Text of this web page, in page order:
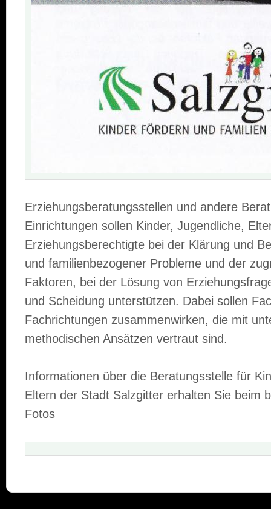
Erziehungsberatungsstellen und andere
Einrichtungen sollen Kinder, Jugendliche,
Erziehungsberechtigte bei der Klärung und
und familienbezogener Probleme und der
Faktoren, bei der Lösung von
und Scheidung unterstützen. Dabei sollen
Fachrichtungen zusammenwirken, die mit
methodischen Ansätzen vertraut sind.
Informationen über die Beratungsstelle für
Eltern der Stadt Salzgitter erhalten Sie beim
Fotos